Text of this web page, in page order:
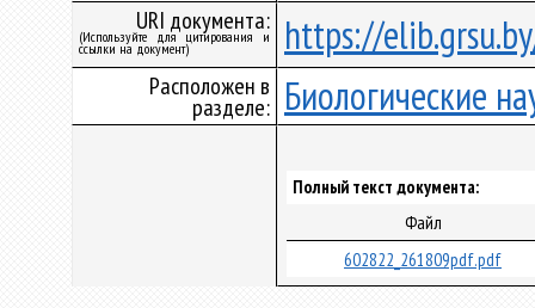
URI документа:
(Используйте для цитирования и
ссылки на документ) https://
Расположен в
разделе: Биологические
Полный текст документа:
Файл
602822_261809pdf.pdf